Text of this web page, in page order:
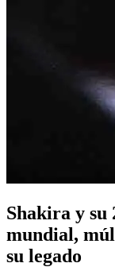
Shakira y su
mundial,
su legado